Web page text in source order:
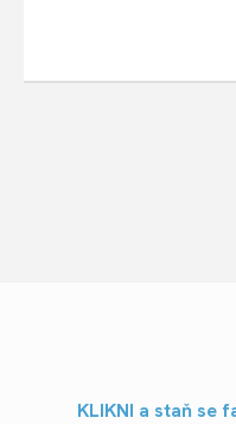
KLIKNI a staň se